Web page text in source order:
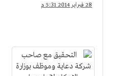
28 فبراير 2014 5:31 م